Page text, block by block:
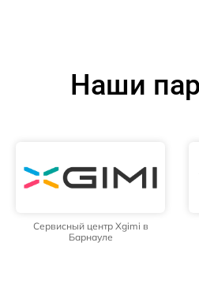
Наши
Сервисный центр Xgimi в
Барнауле